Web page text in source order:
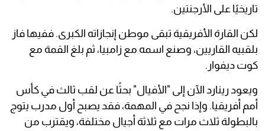
تاريخيًا على الأرجنتين.
لكن القارة الأفريقية تبقى موطن إنجازاته الكبرى. ففيها فاز
بلقبيه القاريين، وصنع اسمه مع زامبيا، ثم بلغ القمة مع
كوت ديفوار.
ويعود رينارد الآن إلى "الأفيال" بحثًا عن لقب ثالث في كأس
أمم أفريقيا. وإذا نجح في المهمة، فقد يصبح أول مدرب يتوج
بالبطولة ثلاث مرات مع ثلاثة أجيال مختلفة، ويقترب من